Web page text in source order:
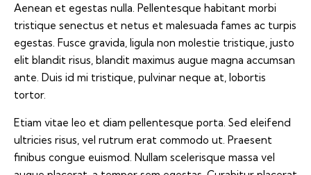
Aenean et egestas nulla. Pellentesque habitant morbi
tristique senectus et netus et malesuada fames ac turpis
egestas. Fusce gravida, ligula non molestie tristique, justo
elit blandit risus, blandit maximus augue magna accumsan
ante. Duis id mi tristique, pulvinar neque at, lobortis
tortor.
Etiam vitae leo et diam pellentesque porta. Sed eleifend
ultricies risus, vel rutrum erat commodo ut. Praesent
finibus congue euismod. Nullam scelerisque massa vel